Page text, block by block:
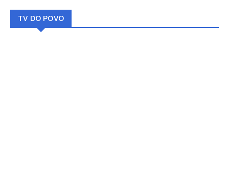
TV DO POVO